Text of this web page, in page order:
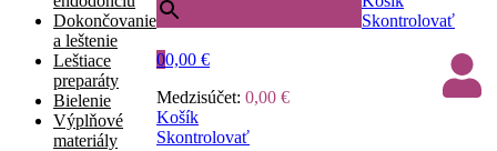
Dokončovanie
a leštenie
Leštiace
preparáty
Bielenie
Výplňové
materiály
00,00 €
Medzisúčet: 0,00 €
Košík
Skontrolovať
Skontrolovať